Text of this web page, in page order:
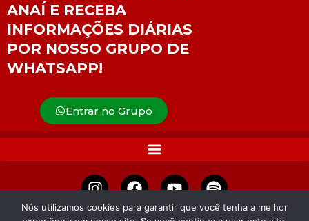
ANAÍ E RECEBA
INFORMAÇÕES DIÁRIAS
POR NOSSO GRUPO DE
WHATSAPP!
Entrar no Grupo
Nós utilizamos cookies para garantir que você tenha a melhor